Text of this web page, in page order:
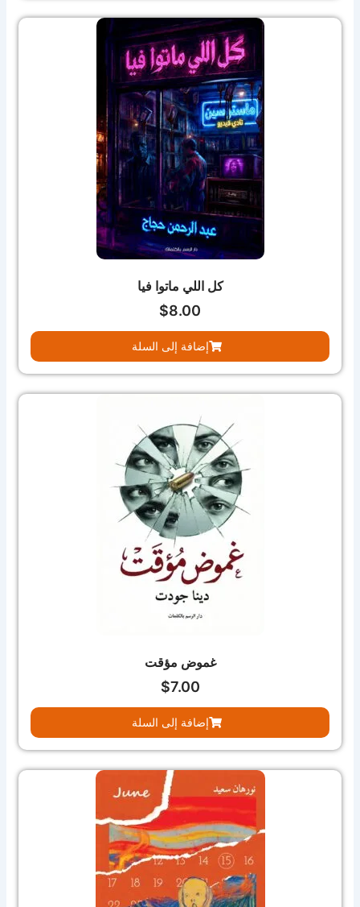
كل اللي ماتوا فيا
$8.00
إضافة إلى السلة
غموض مؤقت
$7.00
إضافة إلى السلة